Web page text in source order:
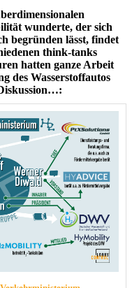
wunderte, der sich
begründen lässt, findet
think-tanks
hatten ganze Arbeit
des Wasserstoffautos